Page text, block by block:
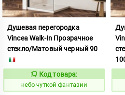
Душевая перегородка
Vincea Walk-In Прозрачное
стекло/Матовый черный 90
Код:
1124112
Код товара:
небо чуткой фантазии